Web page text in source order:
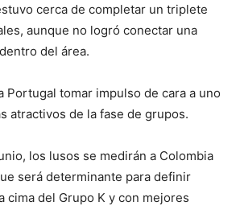
cerca de completar un triplete
aunque no logró conectar una
del área.
Portugal tomar impulso de cara a uno
atractivos de la fase de grupos.
los lusos se medirán a Colombia
será determinante para definir
cima del Grupo K y con mejores